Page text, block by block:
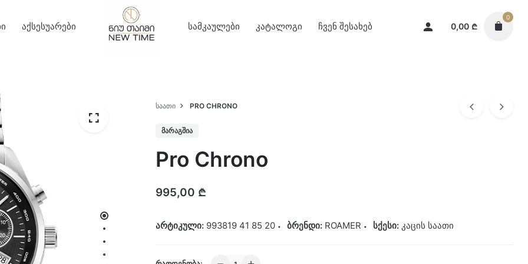
აქსესუარები სამკაულები კატალოგი ჩვენ შესახებ 0,00 ₾
0
ᲡᲐᲐᲗᲘ PRO CHRONO
ᲛᲐᲠᲐᲒᲨᲘᲐ
Pro Chrono
995,00 ₾
არტიკული: 993819 41 85 20 ბრენდი: ROAMER სქესი: კაცის საათი
Pro